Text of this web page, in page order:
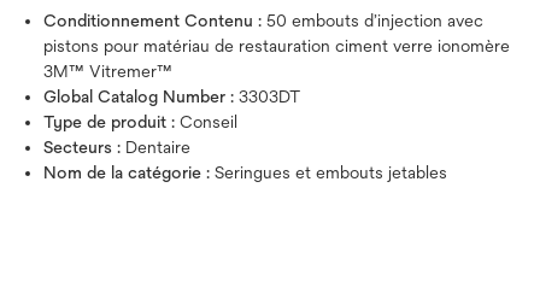
Conditionnement Contenu : 50 embouts d’injection avec
pistons pour matériau de restauration ciment verre ionomère
3M™ Vitremer™
Global Catalog Number : 3303DT
Type de produit : Conseil
Secteurs : Dentaire
Nom de la catégorie : Seringues et embouts jetables